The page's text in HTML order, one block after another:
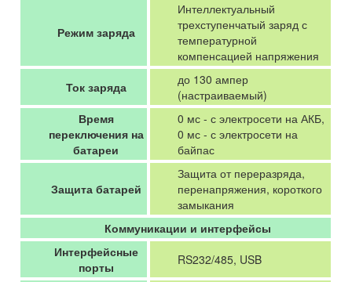
Режим заряда
Интеллектуальный
трехступенчатый заряд с
температурной
компенсацией напряжения
Ток заряда
до 130 ампер
(настраиваемый)
Время
переключения на
батареи
0 мс - с электросети на АКБ,
0 мс - с электросети на
байпас
Защита батарей
Защита от переразряда,
перенапряжения, короткого
замыкания
Коммуникации и интерфейсы
Интерфейсные
порты
RS232/485, USB